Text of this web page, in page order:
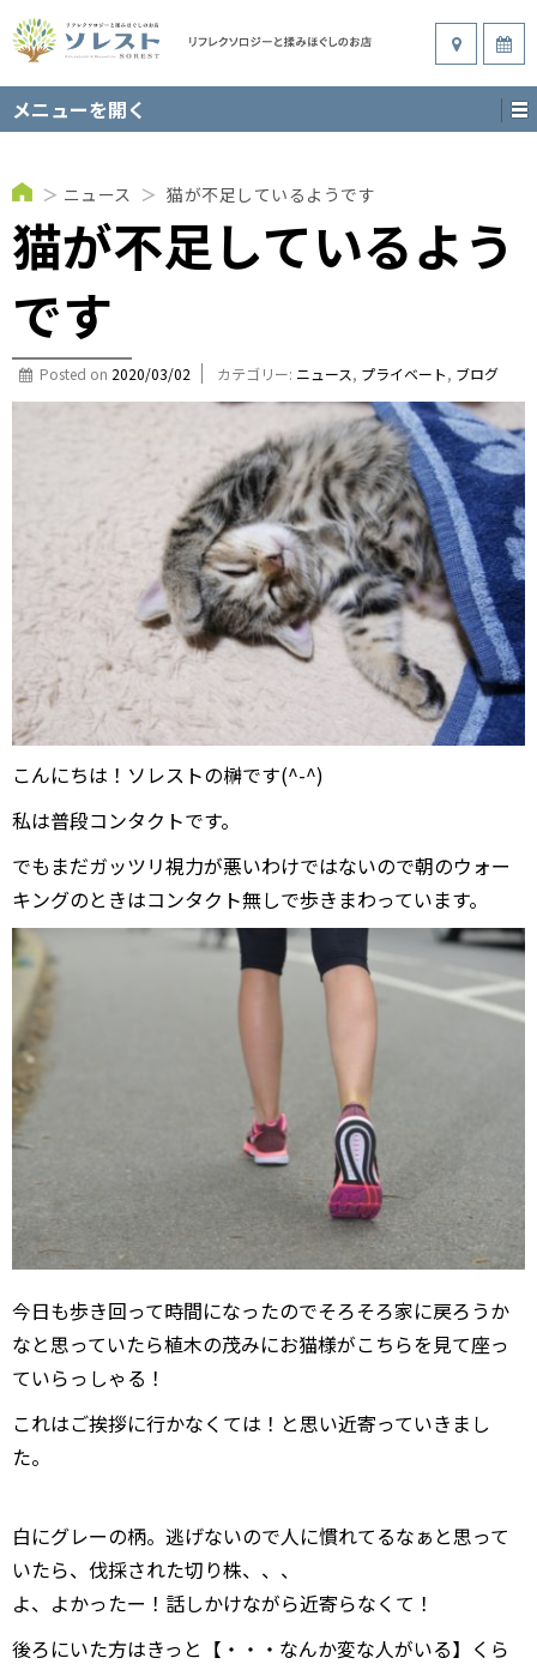
メニューを開く
＞ ニュース ＞ 猫が不足しているようです
猫が不足しているよう
です
Posted on 2020/03/02 カテゴリー: ニュース, プライベート, ブログ
こんにちは！ソレストの榊です(^-^)
私は普段コンタクトです。
でもまだガッツリ視力が悪いわけではないので朝のウォー
キングのときはコンタクト無しで歩きまわっています。
今日も歩き回って時間になったのでそろそろ家に戻ろうか
なと思っていたら植木の茂みにお猫様がこちらを見て座っ
ていらっしゃる！
これはご挨拶に行かなくては！と思い近寄っていきまし
た。
白にグレーの柄。逃げないので人に慣れてるなぁと思って
いたら、伐採された切り株、、、
よ、よかったー！話しかけながら近寄らなくて！
後ろにいた方はきっと【・・・なんか変な人がいる】くら